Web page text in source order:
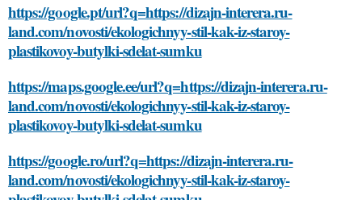
https://google.pt/url?q=https://dizajn-interera.ru-
land.com/novosti/ekologichnyy-stil-kak-iz-staroy-
plastikovoy-butylki-sdelat-sumku
https://maps.google.ee/url?q=https://dizajn-interera.ru-
land.com/novosti/ekologichnyy-stil-kak-iz-staroy-
plastikovoy-butylki-sdelat-sumku
https://google.ro/url?q=https://dizajn-interera.ru-
land.com/novosti/ekologichnyy-stil-kak-iz-staroy-